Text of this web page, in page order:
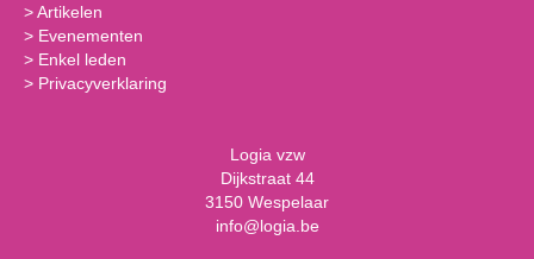
>Artikelen
> Evenementen
> Enkel leden
> Privacyverklaring
Logia vzw
Dijkstraat 44
3150 Wespelaar
info@logia.be